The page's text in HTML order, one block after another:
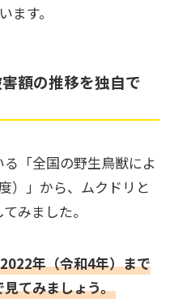
ます。
額の推移を独自で
「全国の野生鳥獣によ
）」から、ムクドリと
みました。
年（令和4年）まで
てみましょう。